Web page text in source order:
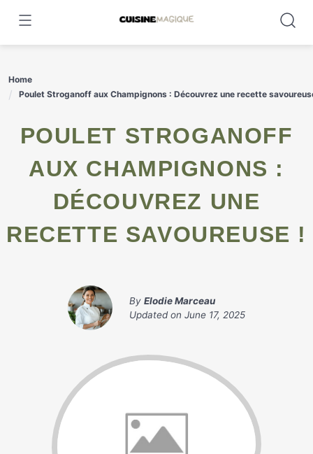
content
Home
Poulet Stroganoff aux Champignons : Découvrez une recette
POULET STROGANOFF
AUX CHAMPIGNONS :
DÉCOUVREZ UNE
RECETTE SAVOUREUSE !
By Elodie Marceau
Updated on June 17, 2025